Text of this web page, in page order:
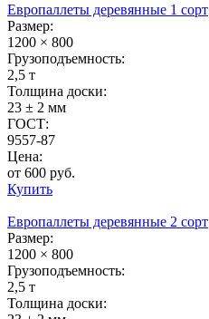
Европаллеты деревянные 1 сорт
Размер:
1200 × 800
Грузоподъемность:
2,5 т
Толщина доски:
23 ± 2 мм
ГОСТ:
9557-87
Цена:
от 600 руб.
Купить
Европаллеты деревянные 2 сорт
Размер:
1200 × 800
Грузоподъемность:
2,5 т
Толщина доски: